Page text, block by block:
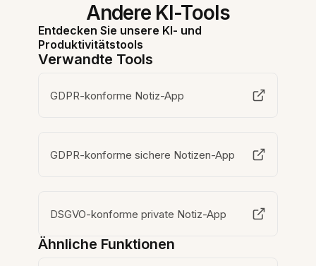
Andere KI-Tools
Entdecken Sie unsere KI- und
Produktivitätstools
Verwandte Tools
GDPR-konforme Notiz-App
GDPR-konforme sichere Notizen-App
DSGVO-konforme private Notiz-App
Ähnliche Funktionen